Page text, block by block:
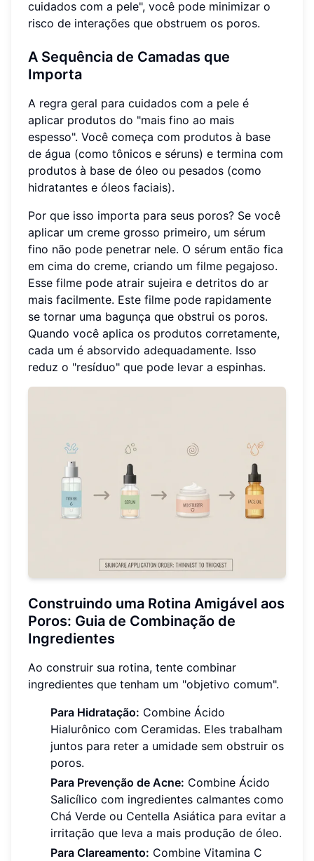
cuidados com a pele", você pode minimizar o
risco de interações que obstruem os poros.
A Sequência de Camadas que
Importa
A regra geral para cuidados com a pele é
aplicar produtos do "mais fino ao mais
espesso". Você começa com produtos à base
de água (como tônicos e séruns) e termina com
produtos à base de óleo ou pesados (como
hidratantes e óleos faciais).
Por que isso importa para seus poros? Se você
aplicar um creme grosso primeiro, um sérum
fino não pode penetrar nele. O sérum então fica
em cima do creme, criando um filme pegajoso.
Esse filme pode atrair sujeira e detritos do ar
mais facilmente. Este filme pode rapidamente
se tornar uma bagunça que obstrui os poros.
Quando você aplica os produtos corretamente,
cada um é absorvido adequadamente. Isso
reduz o "resíduo" que pode levar a espinhas.
Construindo uma Rotina Amigável aos
Poros: Guia de Combinação de
Ingredientes
Ao construir sua rotina, tente combinar
ingredientes que tenham um "objetivo comum".
Para Hidratação: Combine Ácido
Hialurônico com Ceramidas. Eles trabalham
juntos para reter a umidade sem obstruir os
poros.
Para Prevenção de Acne: Combine Ácido
Salicílico com ingredientes calmantes como
Chá Verde ou Centella Asiática para evitar a
irritação que leva a mais produção de óleo.
Para Clareamento: Combine Vitamina C